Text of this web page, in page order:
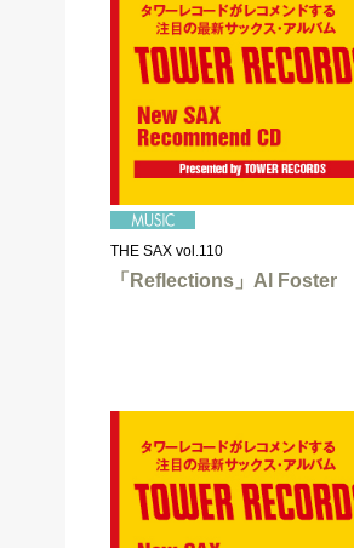
THE SAX vol.110
「Reflections」Al Foster